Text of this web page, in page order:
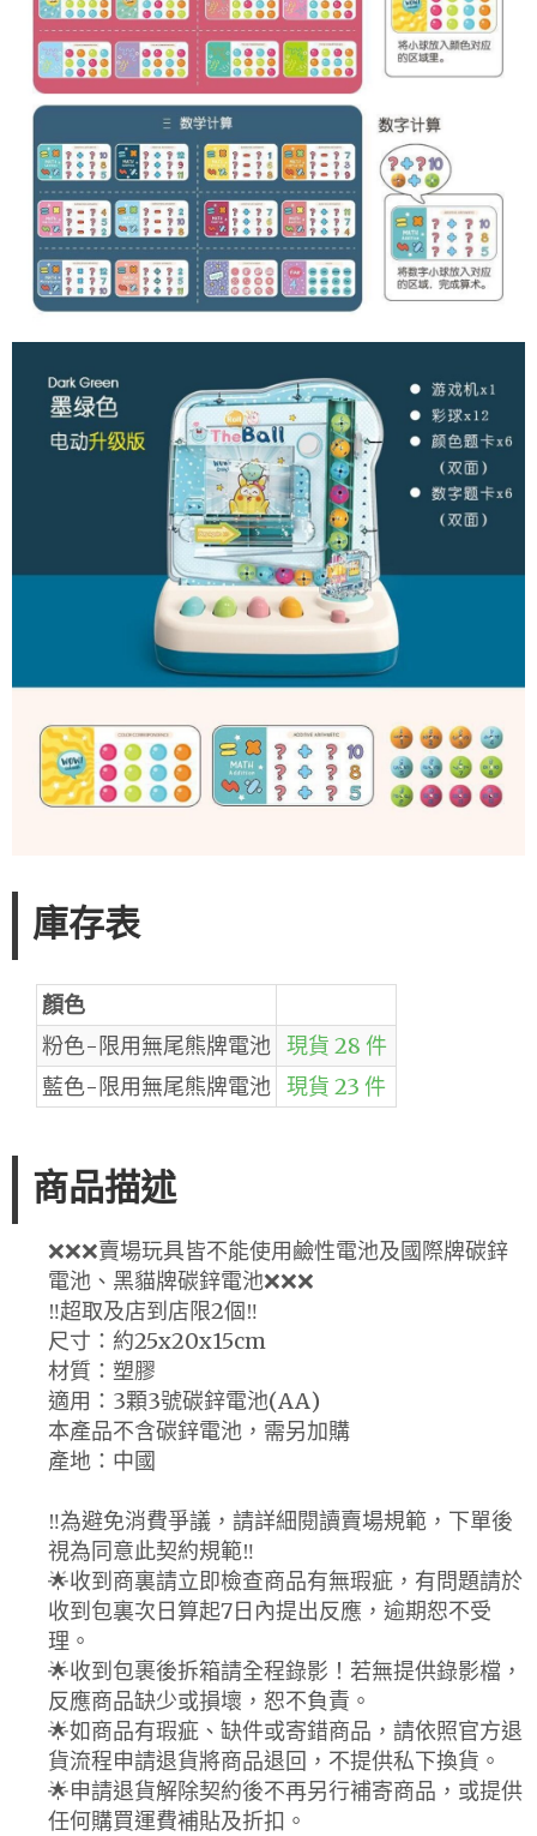
庫存表
顏色
粉色-限用無尾熊牌電池 現貨 28 件
藍色-限用無尾熊牌電池 現貨 23 件
商品描述
❌❌❌賣場玩具皆不能使用鹼性電池及國際牌碳鋅
電池、黑貓牌碳鋅電池❌❌❌
‼️超取及店到店限2個‼️
尺寸：約25x20x15cm
材質：塑膠
適用：3顆3號碳鋅電池(AA)
本產品不含碳鋅電池，需另加購
產地：中國
‼️為避免消費爭議，請詳細閱讀賣場規範，下單後
視為同意此契約規範‼️
🌟收到商裏請立即檢查商品有無瑕疵，有問題請於
收到包裏次日算起7日內提出反應，逾期恕不受
理。
🌟收到包裹後拆箱請全程錄影！若無提供錄影檔，
反應商品缺少或損壞，恕不負責。
🌟如商品有瑕疵、缺件或寄錯商品，請依照官方退
貨流程申請退貨將商品退回，不提供私下換貨。
🌟申請退貨解除契約後不再另行補寄商品，或提供
任何購買運費補貼及折扣。